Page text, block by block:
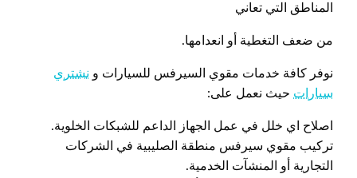
المناطق التي تعاني
من ضعف التغطية أو انعدامها.
نوفر كافة خدمات مقوي السيرفس للسيارات و نشتري
سيارات حيث نعمل على:
اصلاح اي خلل في عمل الجهاز الداعم للشبكات الخلوية.
تركيب مقوي سيرفس منطقة الصليبية في الشركات
التجارية أو المنشآت الخدمية.